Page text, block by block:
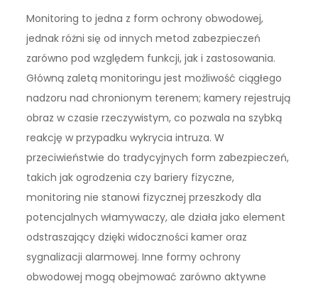
Monitoring to jedna z form ochrony obwodowej,
jednak różni się od innych metod zabezpieczeń
zarówno pod względem funkcji, jak i zastosowania.
Główną zaletą monitoringu jest możliwość ciągłego
nadzoru nad chronionym terenem; kamery rejestrują
obraz w czasie rzeczywistym, co pozwala na szybką
reakcję w przypadku wykrycia intruza. W
przeciwieństwie do tradycyjnych form zabezpieczeń,
takich jak ogrodzenia czy bariery fizyczne,
monitoring nie stanowi fizycznej przeszkody dla
potencjalnych włamywaczy, ale działa jako element
odstraszający dzięki widoczności kamer oraz
sygnalizacji alarmowej. Inne formy ochrony
obwodowej mogą obejmować zarówno aktywne